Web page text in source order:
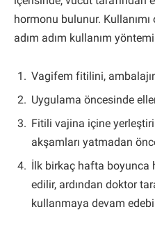
hormonu bulunur.
adım adım kullanım
Vagifem fitilini,
Uygulama öncesinde
Fitili vajina içine
akşamları yatmadan
İlk birkaç hafta boyunca
edilir, ardından doktor
kullanmaya devam